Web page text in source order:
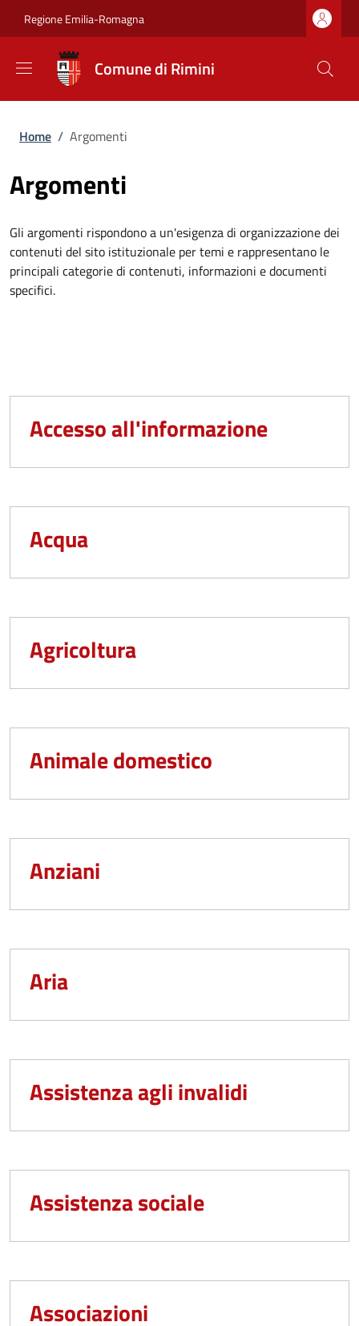
Regione Emilia-Romagna
Comune di Rimini
Briciole di pane
Home / Argomenti
Argomenti
Gli argomenti rispondono a un'esigenza di organizzazione dei
contenuti del sito istituzionale per temi e rappresentano le
principali categorie di contenuti, informazioni e documenti
specifici.
Accesso all'informazione
Acqua
Agricoltura
Animale domestico
Anziani
Aria
Assistenza agli invalidi
Assistenza sociale
Associazioni